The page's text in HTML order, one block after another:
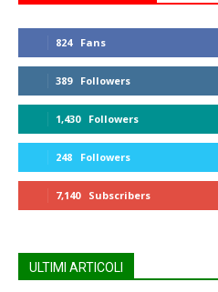
824 Fans
389 Followers
1,430 Followers
248 Followers
7,140 Subscribers
ULTIMI ARTICOLI